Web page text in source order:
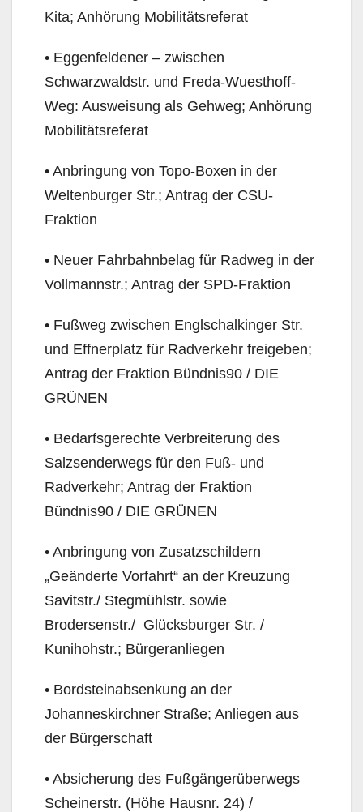
Kita; Anhörung Mobilitätsre­ferat
• Eggenfeldener – zwischen
Schwarzwaldstr. und Freda-Wuesthoff-
Weg: Ausweisung als Gehweg; Anhörung
Mobilitätsreferat
• Anbringung von Topo-Boxen in der
Weltenburger Str.; Antrag der CSU-
Fraktion
• Neuer Fahrbahnbelag für Radweg in der
Vollmannstr.; Antrag der SPD-Fraktion
• Fußweg zwischen Englschalkinger Str.
und Effnerplatz für Radverkehr freigeben;
Antrag der Frak­tion Bündnis90 / DIE
GRÜNEN
• Bedarfsgerechte Verbreiterung des
Salzsenderwegs für den Fuß- und
Radverkehr; Antrag der Fraktion
Bündnis90 / DIE GRÜNEN
• Anbringung von Zusatzschildern
„Geänderte Vorfahrt“ an der Kreuzung
Savitstr./ Stegmühlstr. sowie
Brodersenstr./ Glücksburger Str. /
Kunihohstr.; Bürgeranliegen
• Bordsteinabsenkung an der
Johanneskirchner Straße; Anliegen aus
der Bürgerschaft
• Absicherung des Fußgängerüberwegs
Scheinerstr. (Höhe Hausnr. 24) /